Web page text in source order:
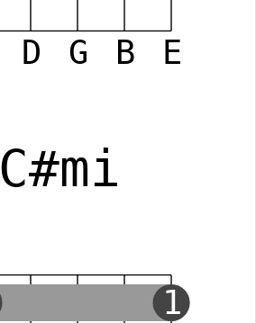
D G B E
C#mi
1